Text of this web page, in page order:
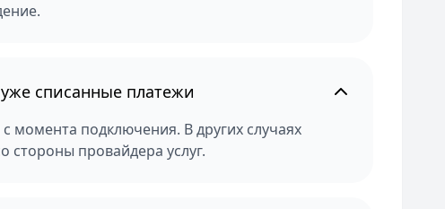
списанные платежи
момента подключения. В других случаях
стороны провайдера услуг.